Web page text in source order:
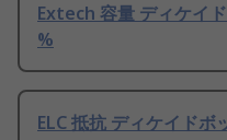
Extech 容量 ディケイ
%
ELC 抵抗 ディケイド